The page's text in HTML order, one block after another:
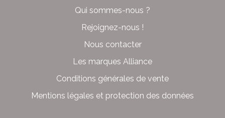
Qui sommes-nous ?
Rejoignez-nous !
Nous contacter
Les marques Alliance
Conditions générales de vente
Mentions légales et protection des données